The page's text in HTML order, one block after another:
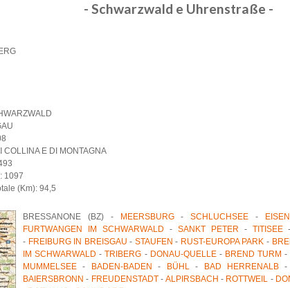
- Schwarzwald e Uhrenstraße -
E DI MONTAGNA
1097
(Km): 94,5
BRESSANONE (BZ) -
MEERSBURG-SCHLUCHSEE -
FURTWANGEN IM SCHWARWALD - SANKT PETER - TITISEE
- FREIBURG IN BREISGAU - STAUFEN - RUST-EUROPA PARK -
IM SCHWARWALD -TRIBERG - DONAU-QUELLE- BREND TURM -
MUMMELSEE - BADEN-BADEN - BÜHL- BAD HERRENALB -
BAIERSBRONN - FREUDENSTADT- ALPIRSBACH - ROTTWEIL -